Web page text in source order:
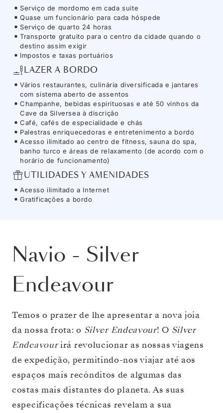
Serviço de mordomo em cada suite
Quase um funcionário para cada hóspede
Serviço de quarto 24 horas
Transporte gratuito para o centro da cidade quando o
destino assim exigir
Impostos e taxas portuários
LAZER A BORDO
Vários restaurantes, culinária diversificada e jantares
com sistema aberto de assentos
Champanhe, bebidas espirituosas e até 50 vinhos da
Cave da Silversea à discrição
Café, cafés de especialidade e chás
Palestras enriquecedoras e entretenimento a bordo
Acesso ilimitado ao centro de fitness, sauna do spa,
banho turco e áreas de relaxamento (de acordo com o
horário de funcionamento)
UTILIDADES Y AMENIDADES
Acesso ilimitado a Internet
Gratificações a bordo
Navio - Silver
Endeavour
Temos o prazer de lhe apresentar a nova joia
da nossa frota: o Silver Endeavour! O Silver
Endeavourirá revolucionar as nossas viagens
de expedição, permitindo-nos viajar até aos
espaços mais recônditos de algumas das
costas mais distantes do planeta. As suas
especificações técnicas revelam a sua